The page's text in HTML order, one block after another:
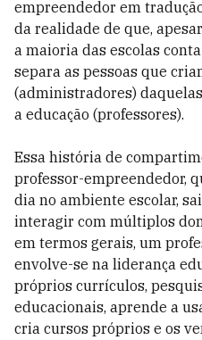
empreendedor em
da realidade de que,
a maioria das escolas
separa as pessoas que
(administradores)
a educação (professores).
Essa história de
professor-empreendedor,
dia no ambiente escolar,
interagir com múltiplos
em termos gerais, um
envolve-se na liderança
próprios currículos,
educacionais, aprende a
cria cursos próprios e os